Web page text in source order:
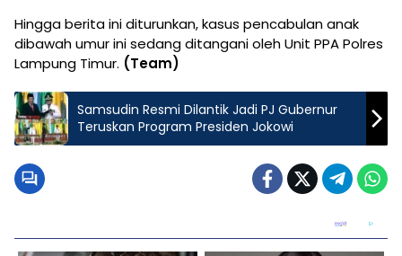
Hingga berita ini diturunkan, kasus pencabulan anak
dibawah umur ini sedang ditangani oleh Unit PPA Polres
Lampung Timur. (Team)
Samsudin Resmi Dilantik Jadi PJ Gubernur
Teruskan Program Presiden Jokowi